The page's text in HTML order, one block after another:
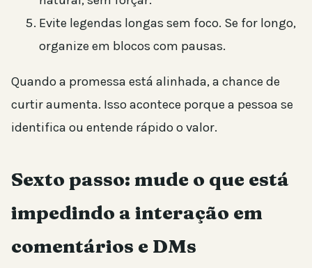
Evite legendas longas sem foco. Se for longo,
organize em blocos com pausas.
Quando a promessa está alinhada, a chance de
curtir aumenta. Isso acontece porque a pessoa se
identifica ou entende rápido o valor.
Sexto passo: mude o que está
impedindo a interação em
comentários e DMs